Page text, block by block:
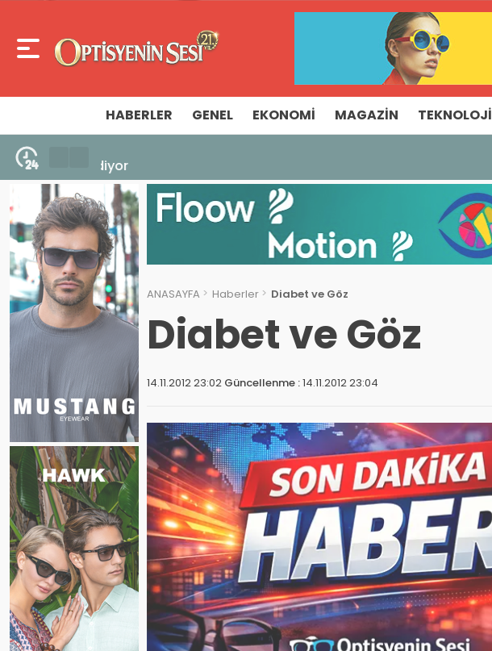
HABERLER GENEL EKONOMI MAGAZIN TEKNOLOJI
Hangi havada hangi renk gözlük kullanılmalı?
ANASAYFA Haberler Diabet ve Göz
Diabet ve Göz
14.11.2012 23:02 Güncellenme :14.11.2012 23:04